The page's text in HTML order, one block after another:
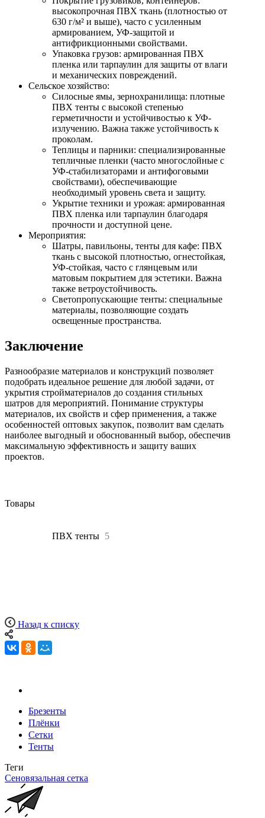
высокопрочная ПВХ ткань (плотностью от
630 г/м² и выше), часто с усиленным
армированием, УФ-защитой и
антифрикционными свойствами.
Упаковка грузов: армированная ПВХ
пленка или тарпаулин для защиты от влаги
и механических повреждений.
Сельское хозяйство:
Силосные ямы, зернохранилища: плотные
ПВХ тенты с высокой степенью
герметичности и устойчивостью к УФ-
излучению. Важна также устойчивость к
проколам.
Теплицы и парники: специализированные
тепличные пленки (часто многослойные с
УФ-стабилизаторами и антифоговыми
свойствами), обеспечивающие
необходимый уровень света и защиту.
Укрытие техники и урожая: армированная
ПВХ пленка или тарпаулин благодаря
прочности и доступной цене.
Мероприятия:
Шатры, павильоны, тенты для кафе: ПВХ
ткань с высокой плотностью, огнестойкая,
УФ-стойкая, часто с глянцевым или
матовым покрытием для эстетики. Важна
также ветроустойчивость.
Светопропускающие тенты: специальные
материалы, позволяющие создать
освещенные пространства.
Заключение
Разнообразие материалов и конструкций позволяет
подобрать идеальное решение для любой задачи, от
укрытия стройматериалов до создания стильных
шатров для мероприятий. Понимание структуры
материалов, их свойств и сфер применения, а также
особенностей оптовых закупок, позволит вам сделать
наиболее выгодный и обоснованный выбор, обеспечив
максимальную эффективность и защиту ваших
проектов.
Товары
ПВХ тенты 5
Назад к списку
Брезенты
Плёнки
Сетки
Тенты
Теги
Сеновязальная сетка